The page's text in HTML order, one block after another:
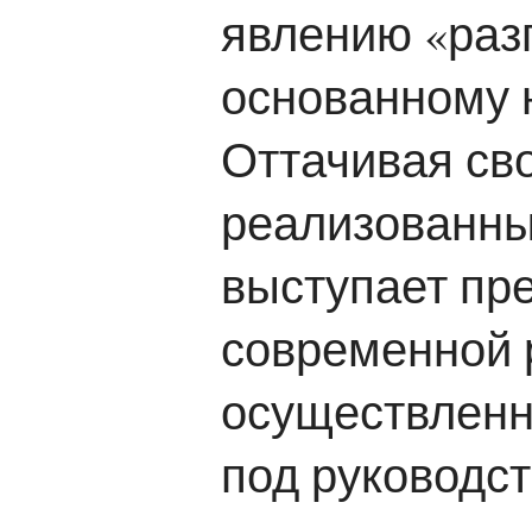
явлению
основанному
Оттачивая
выступает
современной
под